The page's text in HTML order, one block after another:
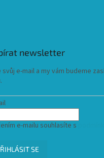
newsletter
svůj e-mail a my vám budeme
e-mailu souhlasíte s
SE